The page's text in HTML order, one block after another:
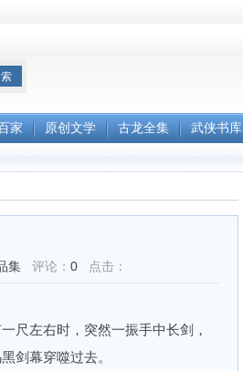
家 原创文学 古龙全集 武侠书库
集 评论： 0 点击：
左右时，突然一振手中长剑，
剑幕穿噬过去。